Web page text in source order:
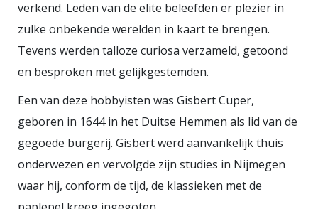
verkend. Leden van de elite beleefden er plezier in
zulke onbekende werelden in kaart te brengen.
Tevens werden talloze curiosa verzameld, getoond
en besproken met gelijkgestemden.
Een van deze hobbyisten was Gisbert Cuper,
geboren in 1644 in het Duitse Hemmen als lid van de
gegoede burgerij. Gisbert werd aanvankelijk thuis
onderwezen en vervolgde zijn studies in Nijmegen
waar hij, conform de tijd, de klassieken met de